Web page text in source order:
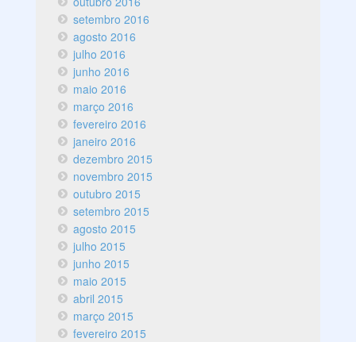
setembro 2016
agosto 2016
julho 2016
junho 2016
maio 2016
março 2016
fevereiro 2016
janeiro 2016
dezembro 2015
novembro 2015
outubro 2015
setembro 2015
agosto 2015
julho 2015
junho 2015
maio 2015
abril 2015
março 2015
fevereiro 2015